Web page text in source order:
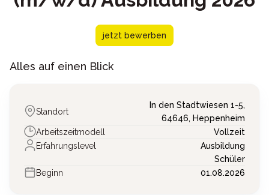
jetzt bewerben
Alles auf einen Blick
Standort
In den Stadtwiesen 1-5,
64646, Heppenheim
Arbeitszeitmodell
Vollzeit
Erfahrungslevel
Ausbildung
Schüler
Beginn
01.08.2026